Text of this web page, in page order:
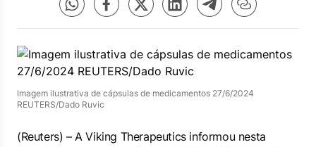
Imagem ilustrativa de cápsulas de medicamentos 27/6/2024
REUTERS/Dado Ruvic
(Reuters) – A Viking Therapeutics informou nesta